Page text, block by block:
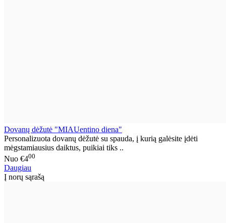
Dovanų dėžutė "MIAUentino diena"
Personalizuota dovanų dėžutė su spauda, į kurią galėsite įdėti
mėgstamiausius daiktus, puikiai tiks ..
Nuo €400
Daugiau
Į norų sąrašą